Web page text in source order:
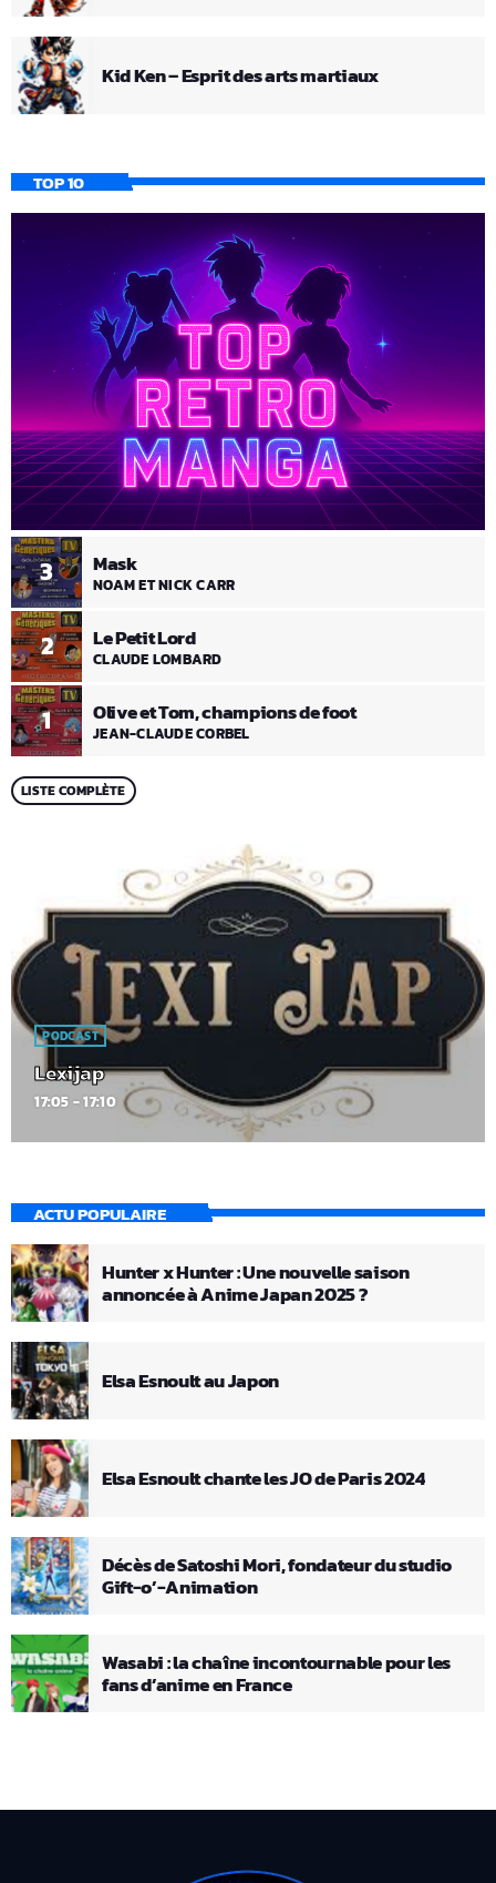
Kid Ken – Esprit des arts martiaux
TOP 10
1 Olive et Tom, champions de foot
JEAN-CLAUDE CORBEL
2 Le Petit Lord
CLAUDE LOMBARD
3 Mask
NOAM ET NICK CARR
LISTE COMPLÈTE
PODCAST
Lexijap
17:05 - 17:10
ACTU POPULAIRE
Hunter x Hunter : Une nouvelle saison
annoncée à Anime Japan 2025 ?
Elsa Esnoult au Japon
Elsa Esnoult chante les JO de Paris 2024
Décès de Satoshi Mori, fondateur du studio
Gift-o’-Animation
Wasabi : la chaîne incontournable pour les
fans d’anime en France